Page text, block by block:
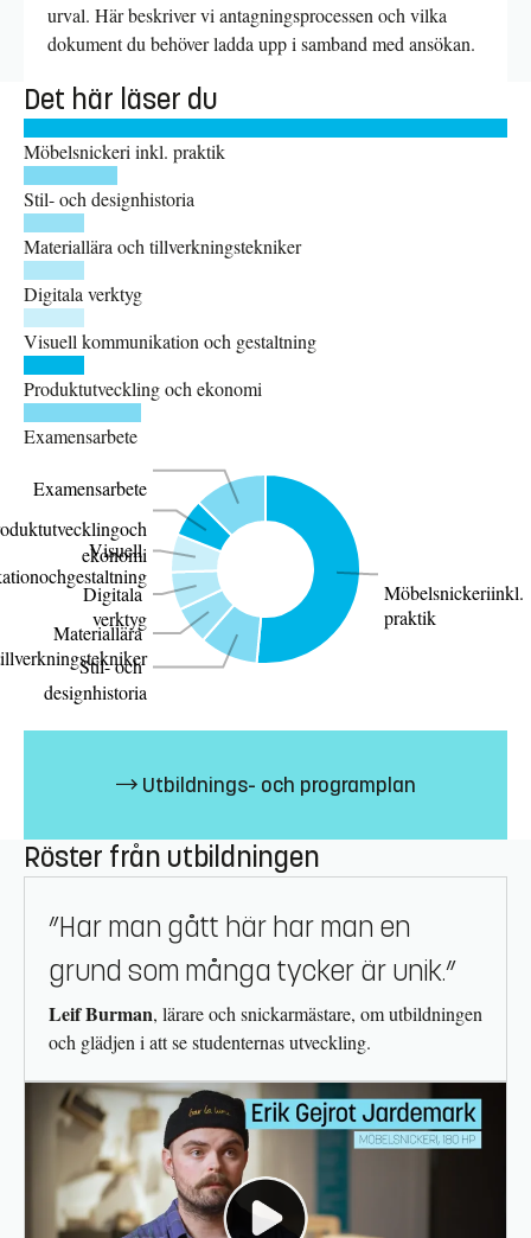
urval. Här beskriver vi antagningsprocessen och vilka
dokument du behöver ladda upp i samband med ansökan.
Det här läser du
Möbelsnickeri inkl. praktik
Stil- och designhistoria
Materiallära och tillverkningstekniker
Digitala verktyg
Visuell kommunikation och gestaltning
Produktutveckling och ekonomi
Examensarbete
Möbelsnickeriinkl.
praktik
Stil- och
designhistoria
Materiallära
Digitala
verktyg
Visuell
ekonomi
Examensarbete
Value
Möbelsnickeri inkl.
praktik
51.5
designhistoria
Materiallära och
tillverkningstekniker
6.5
Digitala verktyg
6.5
Visuell
gestaltning
Produktutveckling
och ekonomi
6.5
Examensarbete
12.5
Utbildnings- och programplan
Röster från utbildningen
”Har man gått här har man en
grund som många tycker är unik.”
Leif Burman, lärare och snickarmästare, om utbildningen
och glädjen i att se studenternas utveckling.